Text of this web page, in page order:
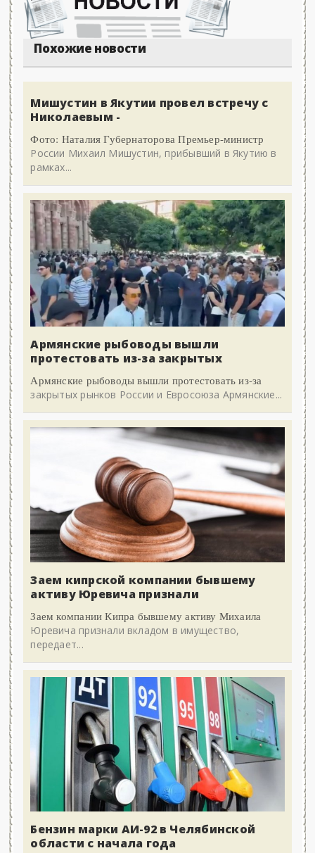
Похожие новости
Мишустин в Якутии провел встречу с
Николаевым -
Фото: Наталия Губернаторова Премьер-министр
России Михаил Мишустин, прибывший в Якутию в
рамках...
Армянские рыбоводы вышли
протестовать из-за закрытых
Армянские рыбоводы вышли протестовать из-за
закрытых рынков России и Евросоюза Армянские...
Заем кипрской компании бывшему
активу Юревича признали
Заем компании Кипра бывшему активу Михаила
Юревича признали вкладом в имущество,
передает...
Бензин марки АИ-92 в Челябинской
области с начала года